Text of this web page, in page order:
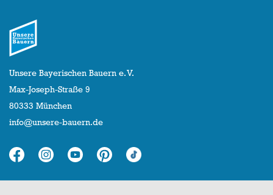
Unsere Bayerischen Bauern e. V.
Max-Joseph-Straße 9
80333 München
info@unsere-bauern.de